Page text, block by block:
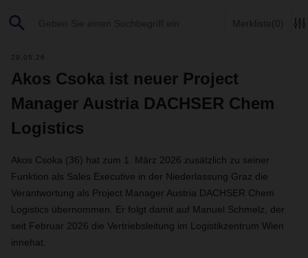
Merkliste(0)
29.05.26
Akos Csoka ist neuer Project
Manager Austria DACHSER Chem
Logistics
Akos Csoka (36) hat zum 1. März 2026 zusätzlich zu seiner
Funktion als Sales Executive in der Niederlassung Graz die
Verantwortung als Project Manager Austria DACHSER Chem
Logistics übernommen. Er folgt damit auf Manuel Schmelz, der
seit Februar 2026 die Vertriebsleitung im Logistikzentrum Wien
innehat.